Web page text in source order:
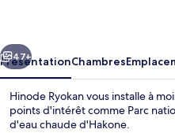
Suivant
47+
PrésentationChambres
Hinode Ryokan vous installe à
points d'intérêt comme Parc
d'eau chaude d'Hakone.